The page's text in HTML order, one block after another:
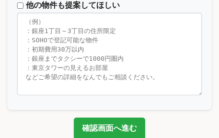
他の物件も提案してほしい
確認画面へ進む